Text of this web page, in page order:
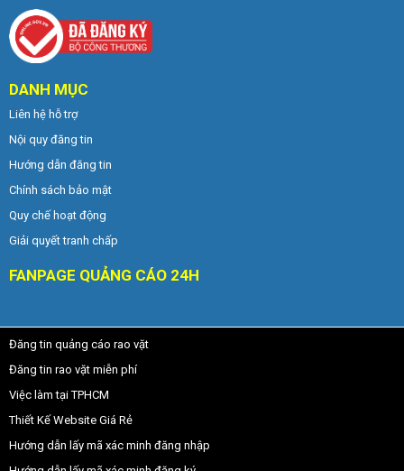
DANH MỤC
Liên hệ hỗ trợ
Nội quy đăng tin
Hướng dẫn đăng tin
Chính sách bảo mật
Quy chế hoạt động
Giải quyết tranh chấp
FANPAGE QUẢNG CÁO 24H
Đăng tin quảng cáo rao vặt
Đăng tin rao vặt miễn phí
Việc làm tại TPHCM
Thiết Kế Website Giá Rẻ
Hướng dẫn lấy mã xác minh đăng nhập